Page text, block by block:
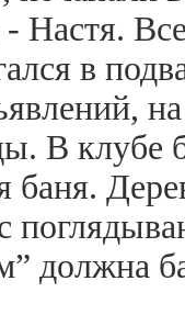
- Настя.
в
В клубе
баня.
должна